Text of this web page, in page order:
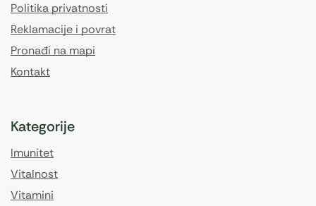
Politika privatnosti
Reklamacije i povrat
Pronađi na mapi
Kontakt
Kategorije
Imunitet
Vitalnost
Vitamini